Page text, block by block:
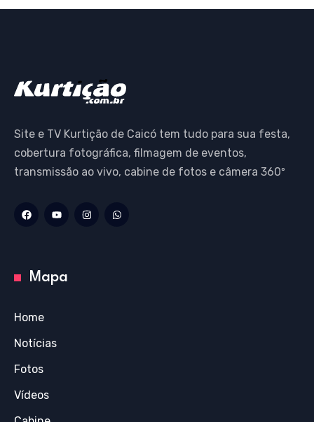
Site e TV Kurtição de Caicó tem tudo para sua festa,
cobertura fotográfica, filmagem de eventos,
transmissão ao vivo, cabine de fotos e câmera 360º
Mapa
Home
Notícias
Fotos
Vídeos